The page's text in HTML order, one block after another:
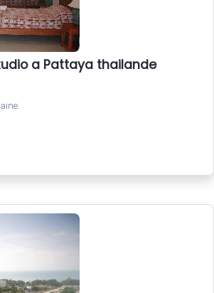
a Pattaya thailande